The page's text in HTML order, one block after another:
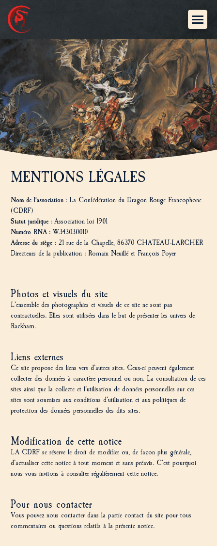
MENTIONS LÉGALES
Nom de l’association : La Confédération du Dragon Rouge Francophone
(CDRF)
Statut juridique : Association loi 1901
Numéro RNA : W343030010
Adresse du siège :21 rue de la Chapelle, 86370 CHATEAU-LARCHER
Directeurs de la publication : Romain Neuillé et François Poyer
Photos et visuels du site
L’ensemble des photographies et visuels de ce site ne sont pas
contractuelles. Elles sont utilisées dans le but de présenter les univers de
Rackham.
Liens externes
Ce site propose des liens vers d’autres sites. Ceux-ci peuvent également
collecter des données à caractère personnel ou non. La consultation de ces
sites ainsi que la collecte et l’utilisation de données personnelles sur ces
sites sont soumises aux conditions d’utilisation et aux politiques de
protection des données personnelles des dits sites.
Modification de cette notice
LA CDRF se réserve le droit de modifier ou, de façon plus générale,
d’actualiser cette notice à tout moment et sans préavis. C’est pourquoi
nous vous invitons à consulter régulièrement cette notice.
Pour nous contacter
Vous pouvez nous contacter dans la partie contact du site pour tous
commentaires ou questions relatifs à la présente notice.